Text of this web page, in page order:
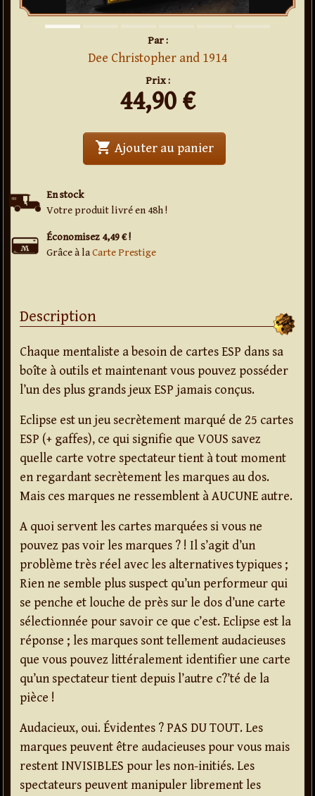
Par :
Dee Christopher and 1914
Prix :
44,90 €
En stock
Votre produit livré en 48h !
Économisez 4,49 € !
Grâce à laCarte Prestige
shopping_cart Ajouter au panier' . Eclipse . '
Description
Chaque mentaliste a besoin de cartes ESP dans sa
boîte à outils et maintenant vous pouvez posséder
l’un des plus grands jeux ESP jamais conçus.
Eclipse est un jeu secrètement marqué de 25 cartes
ESP (+ gaffes), ce qui signifie que VOUS savez
quelle carte votre spectateur tient à tout moment
en regardant secrètement les marques au dos.
Mais ces marques ne ressemblent à AUCUNE autre.
A quoi servent les cartes marquées si vous ne
pouvez pas voir les marques ? ! Il s’agit d’un
problème très réel avec les alternatives typiques ;
Rien ne semble plus suspect qu’un performeur qui
se penche et louche de près sur le dos d’une carte
sélectionnée pour savoir ce que c’est. Eclipse est la
réponse ; les marques sont tellement audacieuses
que vous pouvez littéralement identifier une carte
qu’un spectateur tient depuis l’autre c?’té de la
pièce !
Audacieux, oui. Évidentes ? PAS DU TOUT. Les
marques peuvent être audacieuses pour vous mais
restent INVISIBLES pour les non-initiés. Les
spectateurs peuvent manipuler librement les